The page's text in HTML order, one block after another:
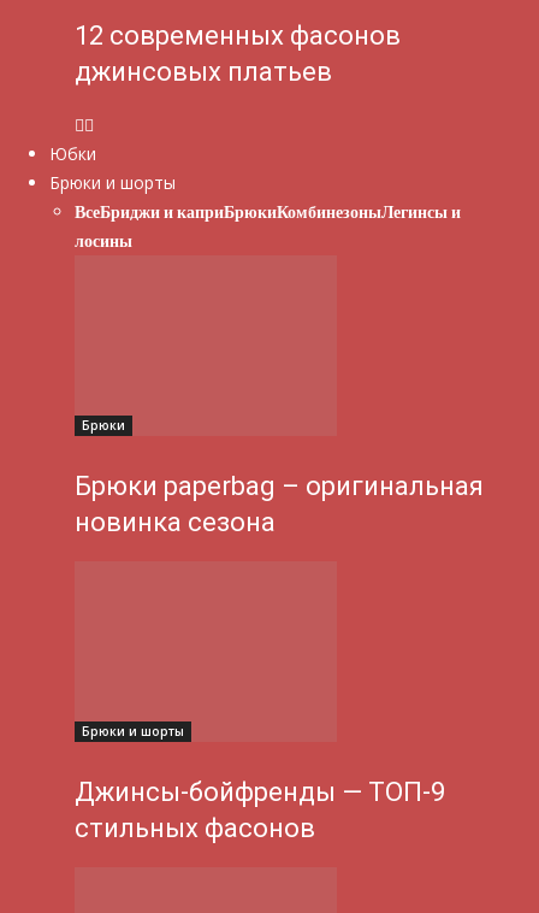
12 современных фасонов
джинсовых платьев
Юбки
Брюки и шорты
ВсеБриджи и каприБрюкиКомбинезоныЛегинсы и
лосины
Брюки
Брюки paperbag – оригинальная
новинка сезона
Брюки и шорты
Джинсы-бойфренды — ТОП-9
стильных фасонов